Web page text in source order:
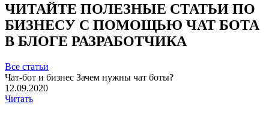
ЧИТАЙТЕ ПОЛЕЗНЫЕ СТАТЬИ ПО
БИЗНЕСУ С ПОМОЩЬЮ ЧАТ БОТА
В БЛОГЕ РАЗРАБОТЧИКА
Все статьи
Чат-бот и бизнес Зачем нужны чат боты?
12.09.2020
Читать